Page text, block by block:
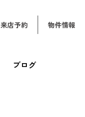
来店予約 物件情報
ブログ